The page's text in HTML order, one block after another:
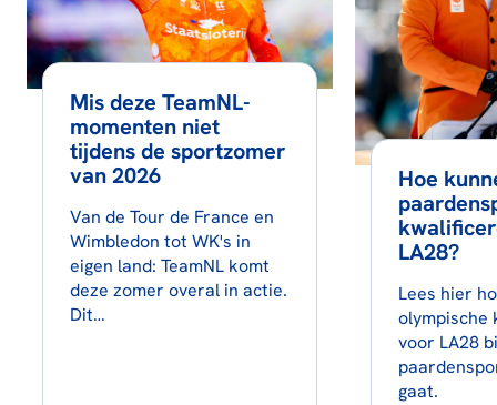
Mis deze TeamNL-
momenten niet
tijdens de sportzomer
van 2026
Van de Tour de France en
Wimbledon tot WK's in
eigen land: TeamNL komt
deze zomer overal in actie.
Dit…
Hoe
LA28?
Lees hier
olympische
voor LA28
gaat.